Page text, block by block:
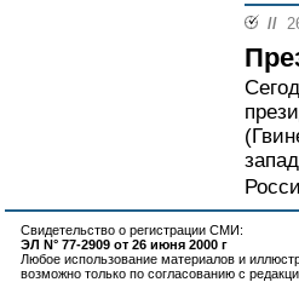
//
Свидетельство о регистрации СМИ:
ЭЛ N° 77-2909 от 26 июня 2000 г
Любое использование материалов и
возможно только по согласованию с